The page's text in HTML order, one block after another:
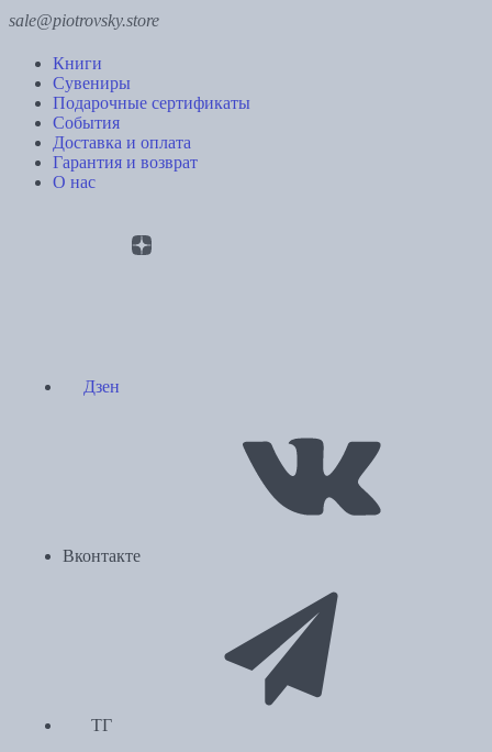
sale@piotrovsky.store
Книги
Сувениры
Подарочные сертификаты
События
Доставка и оплата
Гарантия и возврат
О нас
Дзен
Вконтакте
ТГ